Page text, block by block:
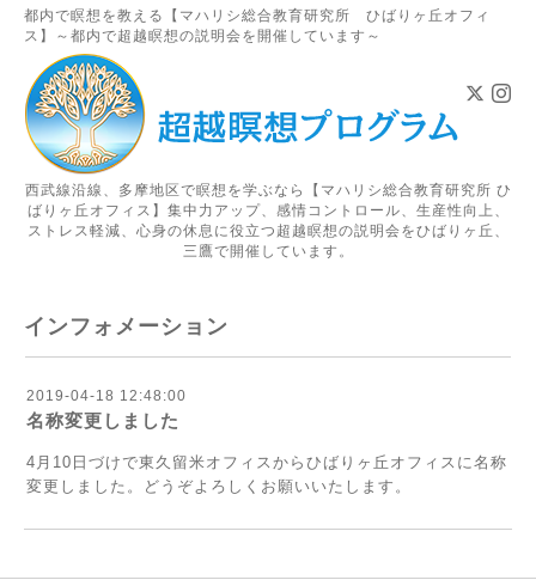
都内で瞑想を教える【マハリシ総合教育研究所 ひばりヶ丘オフィ
ス】～都内で超越瞑想の説明会を開催しています～
西武線沿線、多摩地区で瞑想を学ぶなら【マハリシ総合教育研究所 ひ
ばりヶ丘オフィス】集中力アップ、感情コントロール、生産性向上、
ストレス軽減、心身の休息に役立つ超越瞑想の説明会をひばりヶ丘、
三鷹で開催しています。
インフォメーション
2019-04-18 12:48:00
名称変更しました
4月10日づけで東久留米オフィスからひばりヶ丘オフィスに名称
変更しました。どうぞよろしくお願いいたします。